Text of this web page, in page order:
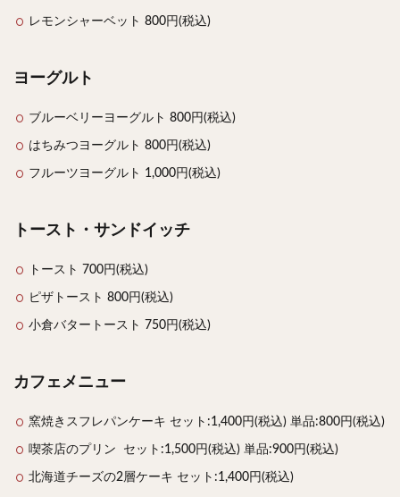
レモンシャーベット 800円(税込)
ヨーグルト
ブルーベリーヨーグルト 800円(税込)
はちみつヨーグルト 800円(税込)
フルーツヨーグルト 1,000円(税込)
トースト・サンドイッチ
トースト 700円(税込)
ピザトースト 800円(税込)
小倉バタートースト 750円(税込)
カフェメニュー
窯焼きスフレパンケーキ セット:1,400円(税込) 単品:800円(税込)
喫茶店のプリン セット:1,500円(税込) 単品:900円(税込)
北海道チーズの2層ケーキ セット:1,400円(税込)